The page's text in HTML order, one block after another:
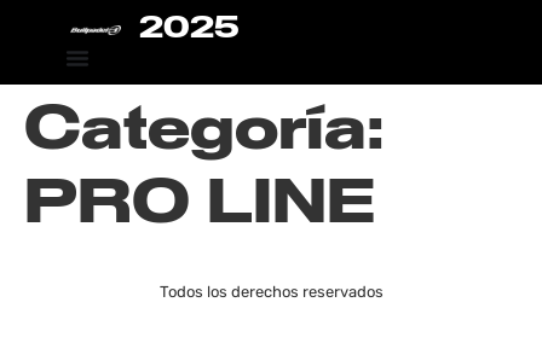
2025
Categoría:
PRO LINE
Todos los derechos reservados